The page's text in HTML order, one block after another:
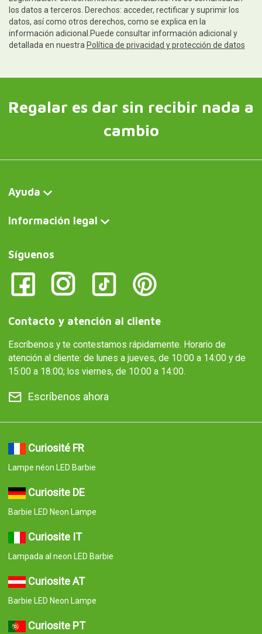
los datos a terceros. Derechos: acceder, rectificar y suprimir los
datos, así como otros derechos, como se explica en la
información adicional.Puede consultar información adicional y
detallada en nuestra Política de privacidad y protección de datos
Regalar es dar sin recibir nada a
cambio
Ayuda
Información legal
Síguenos
Contacto y atención al cliente
Escríbenos y te contestamos rápidamente. Horario de
atención al cliente: de lunes a jueves, de 10:00 a 14:00 y de
15:00 a 18:00; los viernes, de 10:00 a 14:00.
Escríbenos ahora
Curiosité FR
Lampe néon LED Barbie
Curiosite DE
Barbie LED Neon Lampe
Curiosite IT
Lampada al neon LED Barbie
Curiosite AT
Barbie LED Neon Lampe
Curiosite PT